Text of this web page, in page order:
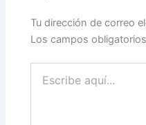
Tu dirección de correo
Los campos
aquí...